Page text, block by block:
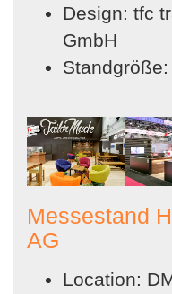
Design: tfc
GmbH
Standgröße:
Messestand
AG
Location: